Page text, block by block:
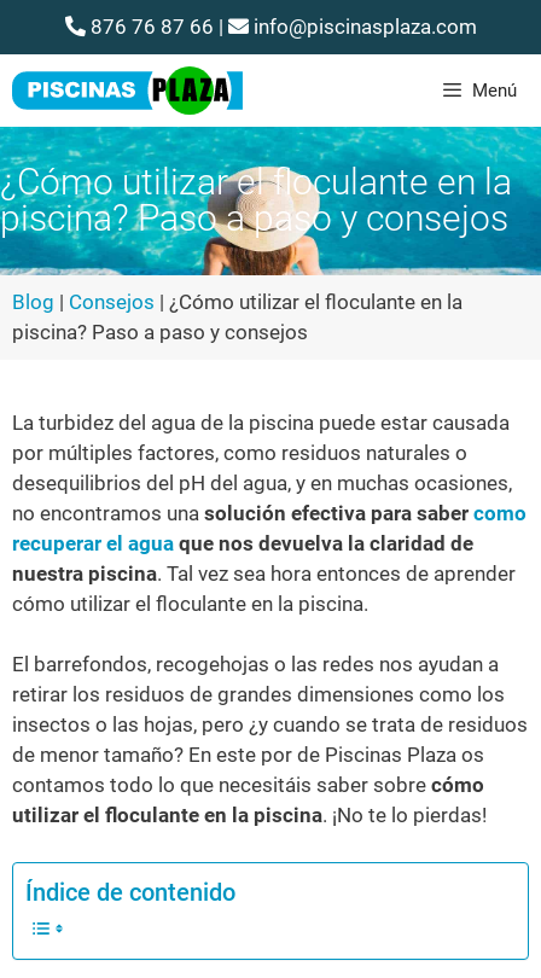
876 76 87 66 | info@piscinasplaza.com
Menú
¿Cómo utilizar el floculante en la
piscina? Paso a paso y consejos
Blog | Consejos | ¿Cómo utilizar el floculante en la
piscina? Paso a paso y consejos
La turbidez del agua de la piscina puede estar causada
por múltiples factores, como residuos naturales o
desequilibrios del pH del agua, y en muchas ocasiones,
no encontramos una solución efectiva para saber como
recuperar el agua que nos devuelva la claridad de
nuestra piscina. Tal vez sea hora entonces de aprender
cómo utilizar el floculante en la piscina.
El barrefondos, recogehojas o las redes nos ayudan a
retirar los residuos de grandes dimensiones como los
insectos o las hojas, pero ¿y cuando se trata de residuos
de menor tamaño? En este por de Piscinas Plaza os
contamos todo lo que necesitáis saber sobre cómo
utilizar el floculante en la piscina. ¡No te lo pierdas!
Índice de contenido